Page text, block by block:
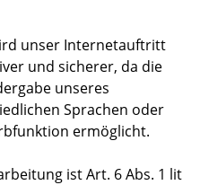
unser Internetauftritt
und sicherer, da die
unseres
Sprachen oder
ermöglicht.
ist Art. 6 Abs. 1 lit